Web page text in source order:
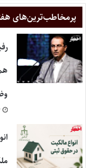
پر‌مخاطب‌ترین‌های